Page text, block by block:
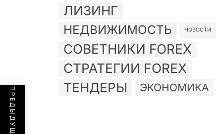
ЛИЗИНГ
НЕДВИЖИМОСТЬ НОВОСТИ
СОВЕТНИКИ FOREX
СТРАТЕГИИ FOREX
ТЕНДЕРЫ
ЭКОНОМИКА